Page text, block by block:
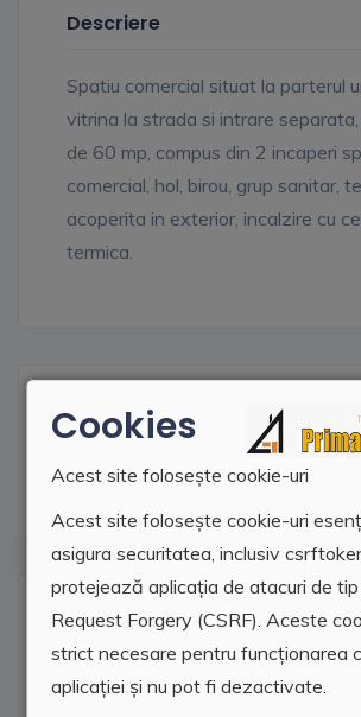
Cookies
Acest site folosește cookie-uri
Acest site folosește cookie-uri
asigura securitatea, inclusiv
protejează aplicația de atacuri de
Request Forgery (CSRF). Aceste
strict necesare pentru funcționarea
aplicației și nu pot fi dezactivate.
Descriere
Spatiu comercial situat la parterul
vitrina la strada si intrare
de 60 mp, compus din 2 incaperi
comercial, hol, birou, grup sanitar,
acoperita in exterior, incalzire cu
termica.
Utilitati
Locatie agentie